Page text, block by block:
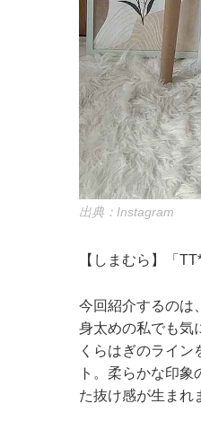
出典：Instagram
【しまむら】「
今回紹介するのは
身太めの私でも気
くらはぎのライ
ト。柔らかな印
た抜け感が生まれ